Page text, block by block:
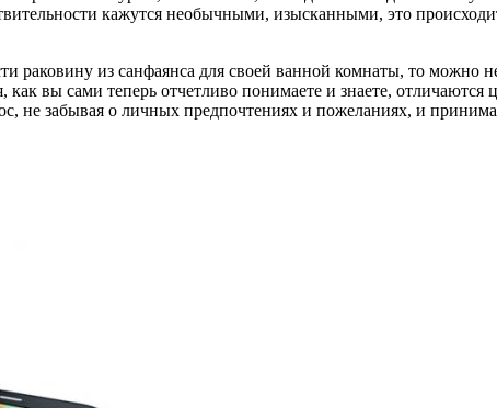
кажутся необычными, изысканными, это
раковину из санфаянса для своей ванной комнаты, то можно
как вы сами теперь отчетливо понимаете и знаете,
не забывая о личных предпочтениях и пожеланиях, и